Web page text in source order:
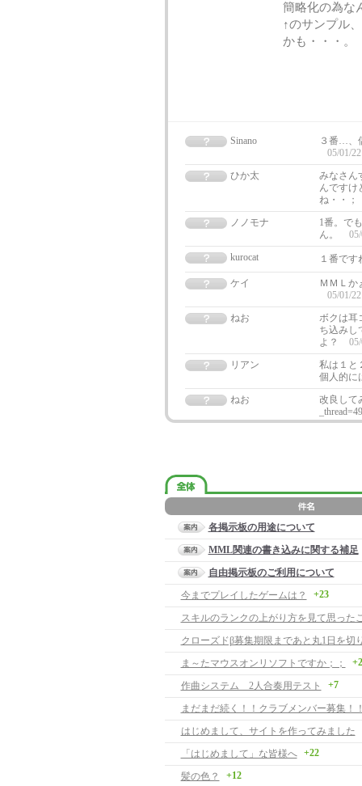
簡略化の為な
↑のサンプル
かも・・・。
Sinano
３番…、
05/01/
ひか太
みなさん
んですけ
ね・・；
ノノモナ
1番。で
ん。
kurocat
１番で
ケイ
ＭＭＬか
05/01/
ねお
ボクは耳
ち込みし
よ？
リアン
私は１と
個人的に
ねお
改良して
各掲示板の用途について
MML関連の書き込みに関する補足
自由掲示板のご利用について
今までプレイしたゲームは？
+23
クローズドβ募集期限まであと丸1日を切
ま～たマウスオンリソフトですか；；
作曲システム 2人合奏用テスト +7
まだまだ続く！！クラブメンバー募集！
はじめまして、サイトを作ってみました
「はじめまして」な皆様へ +22
髪の色？ +12